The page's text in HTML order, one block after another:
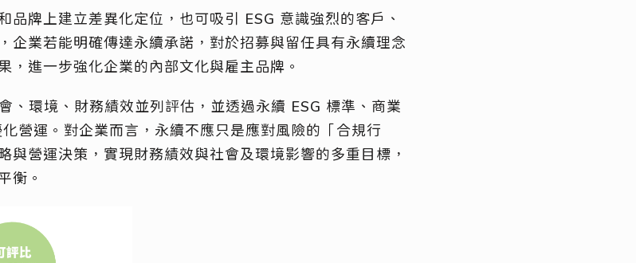
品牌上建立差異化定位，也可吸引 ESG 意識強烈的客戶、
企業若能明確傳達永續承諾，對於招募與留任具有永續理念
，進一步強化企業的內部文化與雇主品牌。
、環境、財務績效並列評估，並透過永續 ESG 標準、商業
營運。對企業而言，永續不應只是應對風險的「合規行
與營運決策，實現財務績效與社會及環境影響的多重目標，
衡。